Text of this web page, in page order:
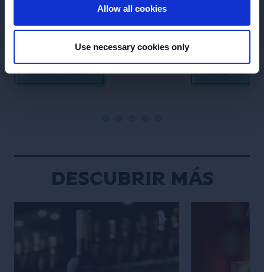
Allow all cookies
Use necessary cookies only
VER LA RECETA VER LA
Descubrir más